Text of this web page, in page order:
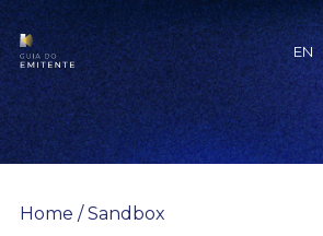
Skip
to
content
EN
Home /Sandbox